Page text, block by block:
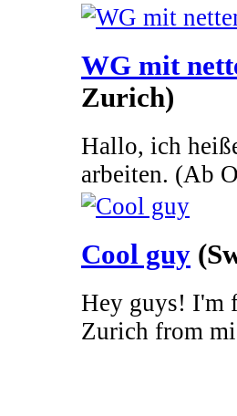
WG mit
Zurich)
Hallo, ich
arbeiten. (Ab
Cool guy
Hey guys! I'm
Zurich from